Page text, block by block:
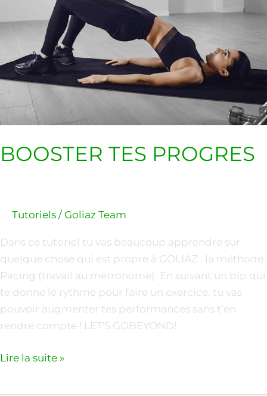
BOOSTER TES PROGRES
Tutoriels / Goliaz Team
Dans ce tutoriel tu vas beaucoup apprendre sur
quelque chose qui est propre à GOLIAZ : la méthode
Pacing (travail au métronome). En suivant un bip qui
te donne le rythme pour faire un exercice, tu vas
pouvoir augmenter tes performances sans t’en
rendre compte ! LET'S GOBEYOND!
Lire la suite »